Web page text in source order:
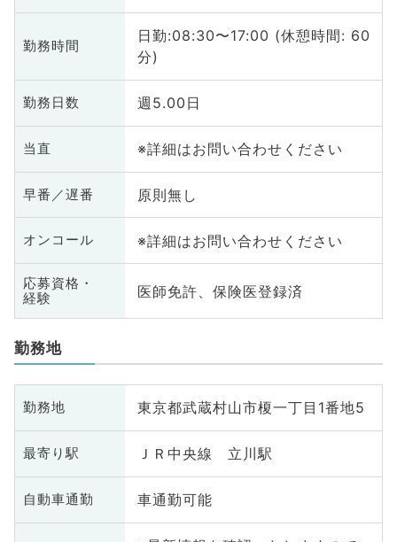
勤務時間
日勤:08:30〜17:00 (休憩時間: 60
分)
勤務日数 週5.00日
当直 ※詳細はお問い合わせください
早番／遅番 原則無し
オンコール ※詳細はお問い合わせください
応募資格・
経験
医師免許、保険医登録済
勤務地
勤務地 東京都武蔵村山市榎一丁目1番地5
最寄り駅 ＪＲ中央線 立川駅
自動車通勤 車通勤可能